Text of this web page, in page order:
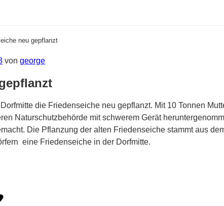
neu gepflanzt
von george
die Friedenseiche neu gepflanzt. Mit 10 Tonnen
Naturschutzbehörde mit schwerem Gerät
Die Pflanzung der alten Friedenseiche stammt aus
eine Friedenseiche in der Dorfmitte.